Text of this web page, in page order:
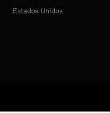
Estados Unidos